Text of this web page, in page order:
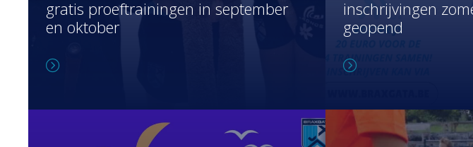
gratis proeftrainingen in september
en oktober
inschrijvingen
geopend